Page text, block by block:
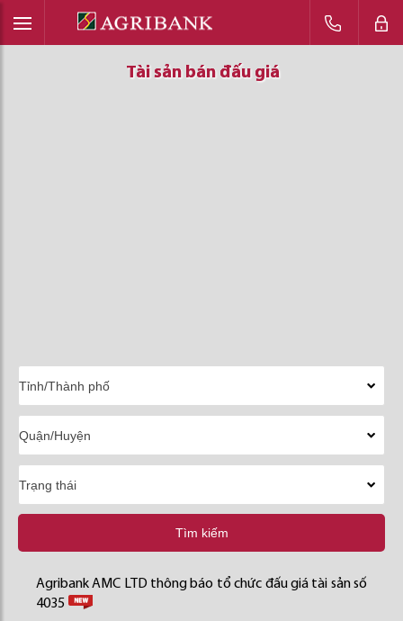
Tài sản bán đấu giá
Tài sản bán đấu giá
Tài sản bán đấu giá
Tìm kiếm
Agribank AMC LTD thông báo tổ chức đấu giá tài sản số
4035